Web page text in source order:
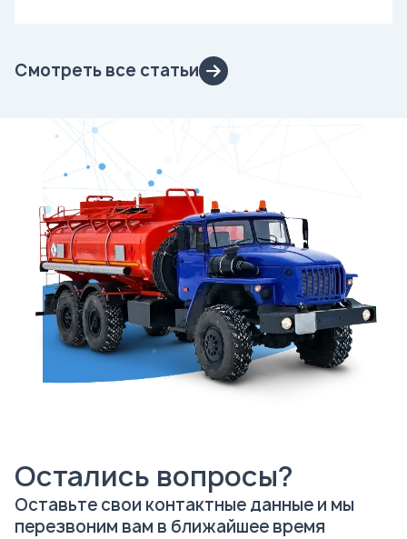
Смотреть все статьи
Остались вопросы?
Оставьте свои контактные данные и мы
перезвоним вам в ближайшее время